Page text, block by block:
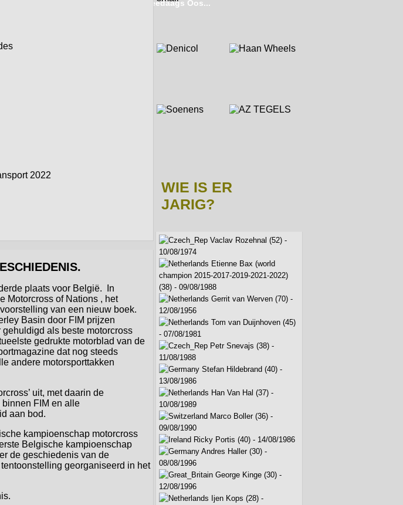
uniek in de wereld, net als het tweedaags Oos...
plaats voor België. In
Motorcross of Nations , het
van een nieuw boek.
Basin door FIM prijzen
als beste motorcross
gedrukte motorblad van de
dat nog steeds
andere motorsporttakken
uit, met daarin de
binnen FIM en alle
aan bod.
kampioenschap motorcross
Belgische kampioenschap
de geschiedenis van de
georganiseerd in het
WIE IS ER
JARIG?
Vaclav Rozehnal (52) -
10/08/1974
Etienne Bax (world
champion 2015-2017-2019-2021-2022)
(38) - 09/08/1988
Gerrit van Werven (70) -
12/08/1956
Tom van Duijnhoven (45)
- 07/08/1981
Petr Snevajs (38) -
11/08/1988
Stefan Hildebrand (40) -
13/08/1986
Han Van Hal (37) -
10/08/1989
Marco Boller (36) -
09/08/1990
Ricky Portis (40) - 14/08/1986
Andres Haller (30) -
08/08/1996
George Kinge (30) -
12/08/1996
Ijen Kops (28) -